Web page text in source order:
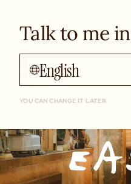
Talk to me
English
YOU CAN CHANGE IT LATER